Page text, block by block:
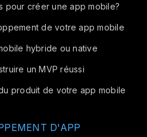
pour créer une app mobile?
de votre app mobile
hybride ou native
un MVP réussi
produit de votre app mobile
D'APP